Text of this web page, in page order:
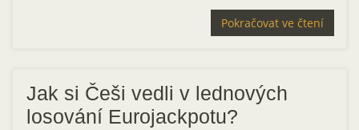
Pokračovat ve čtení
Jak si Češi vedli v lednových
losování Eurojackpotu?